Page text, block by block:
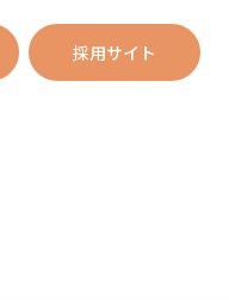
採用サイト